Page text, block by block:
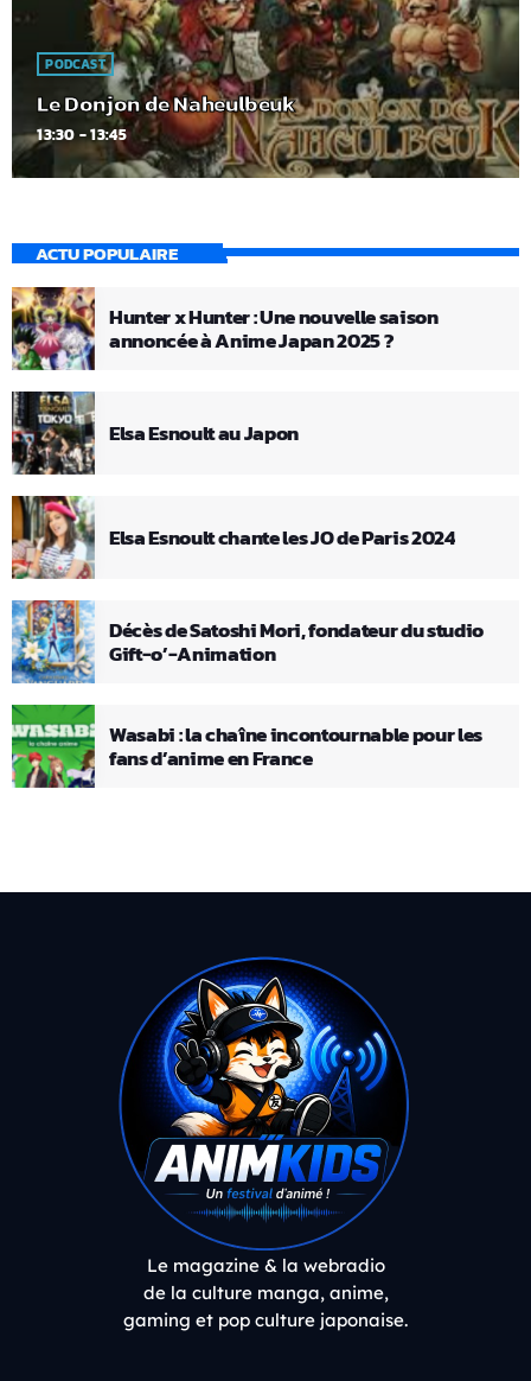
PODCAST
Le Donjon de Naheulbeuk
13:30 - 13:45
ACTU POPULAIRE
Hunter x Hunter : Une nouvelle saison
annoncée à Anime Japan 2025 ?
Elsa Esnoult au Japon
Elsa Esnoult chante les JO de Paris 2024
Décès de Satoshi Mori, fondateur du studio
Gift-o’-Animation
Wasabi : la chaîne incontournable pour les
fans d’anime en France
Le magazine & la webradio
de la culture manga, anime,
gaming et pop culture japonaise.